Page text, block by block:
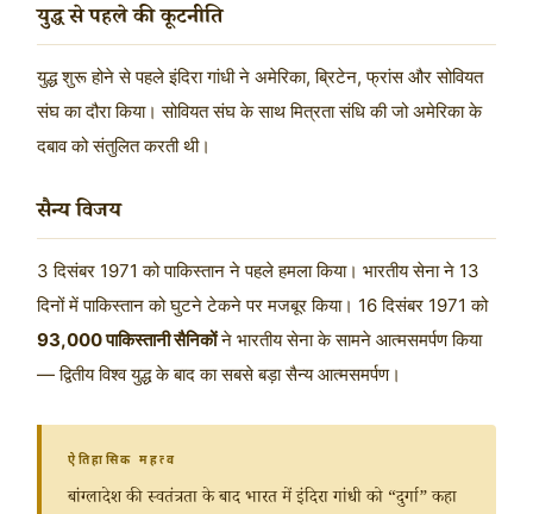
युद्ध से पहले की कूटनीति
युद्ध शुरू होने से पहले इंदिरा गांधी ने अमेरिका, ब्रिटेन, फ्रांस और सोवियत
संघ का दौरा किया। सोवियत संघ के साथ मित्रता संधि की जो अमेरिका के
दबाव को संतुलित करती थी।
सैन्य विजय
3 दिसंबर 1971 को पाकिस्तान ने पहले हमला किया। भारतीय सेना ने 13
दिनों में पाकिस्तान को घुटने टेकने पर मजबूर किया। 16 दिसंबर 1971 को
93,000 पाकिस्तानी सैनिकोंने भारतीय सेना के सामने आत्मसमर्पण किया
— द्वितीय विश्व युद्ध के बाद का सबसे बड़ा सैन्य आत्मसमर्पण।
ऐतिहासिक महत्व
बांग्लादेश की स्वतंत्रता के बाद भारत में इंदिरा गांधी को “दुर्गा” कहा